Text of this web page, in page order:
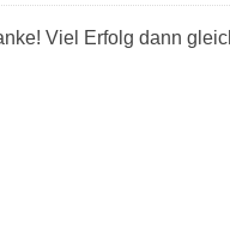
Viel Erfolg dann